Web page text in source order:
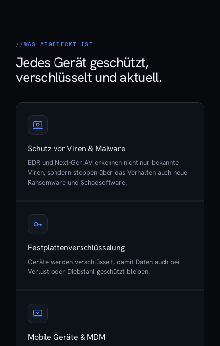
WAS ABGEDECKT IST
Jedes Gerät geschützt,
verschlüsselt und aktuell.
Schutz vor Viren & Malware
EDR und Next-Gen AV erkennen nicht nur bekannte
Viren, sondern stoppen über das Verhalten auch neue
Ransomware und Schadsoftware.
Festplattenverschlüsselung
Geräte werden verschlüsselt, damit Daten auch bei
Verlust oder Diebstahl geschützt bleiben.
Mobile Geräte & MDM